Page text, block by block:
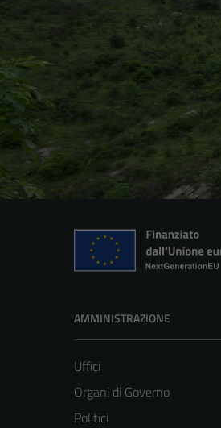
AMMINISTRAZIONE
Uffici
Organi di Governo
Politici